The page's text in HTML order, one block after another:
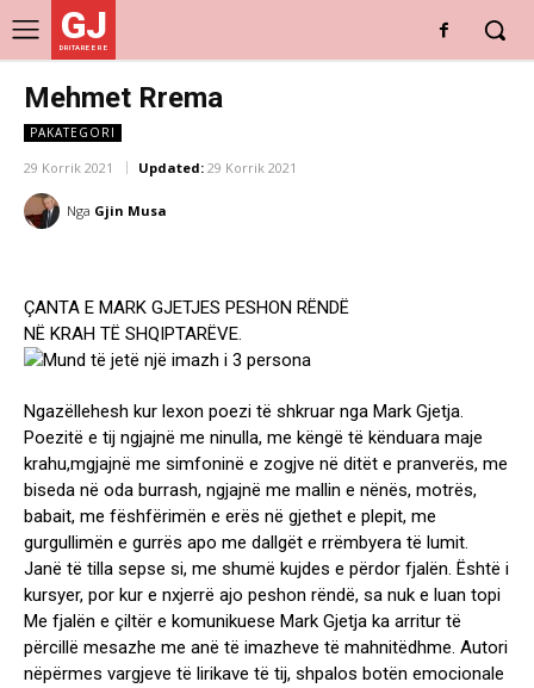
GJ
DRITARE E RE
Mehmet Rrema
PAKATEGORI
29 Korrik 2021 Updated: 29 Korrik 2021
Nga Gjin Musa
ÇANTA E MARK GJETJES PESHON RËNDË
NË KRAH TË SHQIPTARËVE.
Ngazëllehesh kur lexon poezi të shkruar nga Mark Gjetja.
Poezitë e tij ngjajnë me ninulla, me këngë të kënduara maje
krahu,mgjajnë me simfoninë e zogjve në ditët e pranverës, me
biseda në oda burrash, ngjajnë me mallin e nënës, motrës,
babait, me fëshfërimën e erës në gjethet e plepit, me
gurgullimën e gurrës apo me dallgët e rrëmbyera të lumit.
Janë të tilla sepse si, me shumë kujdes e përdor fjalën. Është i
kursyer, por kur e nxjerrë ajo peshon rëndë, sa nuk e luan topi
Me fjalën e çiltër e komunikuese Mark Gjetja ka arritur të
përcillë mesazhe me anë të imazheve të mahnitëdhme. Autori
nëpërmes vargjeve të lirikave të tij, shpalos botën emocionale